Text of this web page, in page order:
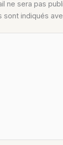
ne sera pas
sont indiqués